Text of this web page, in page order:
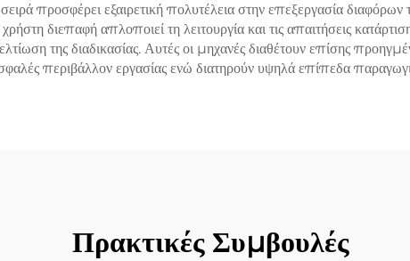
προσφέρει εξαιρετική πολυτέλεια στην επεξεργασία
διεπαφή απλοποιεί τη λειτουργία και τις απαιτήσεις
της διαδικασίας. Αυτές οι μηχανές διαθέτουν επίσης
περιβάλλον εργασίας ενώ διατηρούν υψηλά επίπεδα
Πρακτικές Συμβουλές